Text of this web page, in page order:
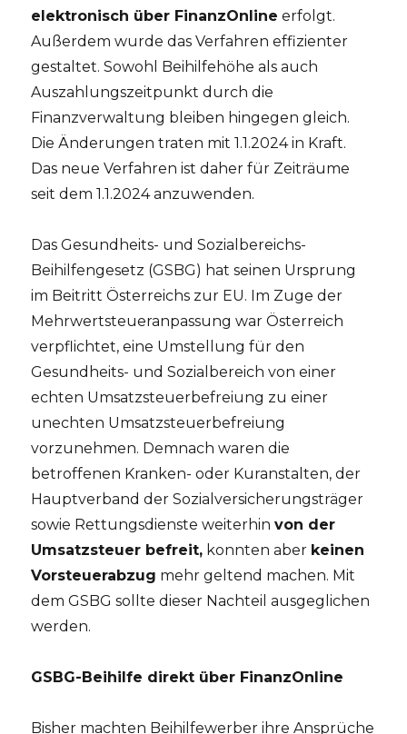
elektronisch über FinanzOnline erfolgt.
Außerdem wurde das Verfahren effizienter
gestaltet. Sowohl Beihilfehöhe als auch
Auszahlungszeitpunkt durch die
Finanzverwaltung bleiben hingegen gleich.
Die Änderungen traten mit 1.1.2024 in Kraft.
Das neue Verfahren ist daher für Zeiträume
seit dem 1.1.2024 anzuwenden.
Das Gesundheits- und Sozialbereichs-
Beihilfengesetz (GSBG) hat seinen Ursprung
im Beitritt Österreichs zur EU. Im Zuge der
Mehrwertsteueranpassung war Österreich
verpflichtet, eine Umstellung für den
Gesundheits- und Sozialbereich von einer
echten Umsatzsteuerbefreiung zu einer
unechten Umsatzsteuerbefreiung
vorzunehmen. Demnach waren die
betroffenen Kranken- oder Kuranstalten, der
Hauptverband der Sozialversicherungsträger
sowie Rettungsdienste weiterhinvon der
Umsatzsteuer befreit, konnten aber keinen
Vorsteuerabzug mehr geltend machen. Mit
dem GSBG sollte dieser Nachteil ausgeglichen
werden.
GSBG-Beihilfe direkt über FinanzOnline
Bisher machten Beihilfewerber ihre Ansprüche